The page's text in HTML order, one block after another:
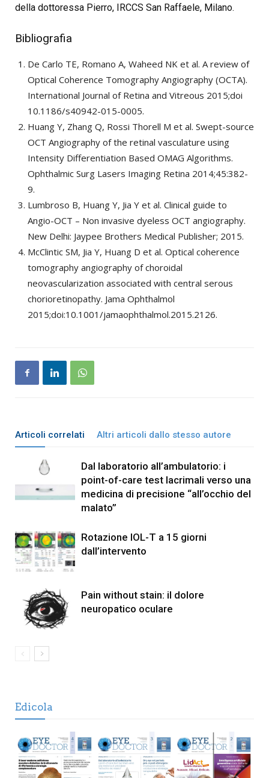
della dottoressa Pierro, IRCCS San Raffaele, Milano.
Bibliografia
De Carlo TE, Romano A, Waheed NK et al. A review of
Optical Coherence Tomography Angiography (OCTA).
International Journal of Retina and Vitreous 2015;doi
10.1186/s40942-015-0005.
Huang Y, Zhang Q, Rossi Thorell M et al. Swept-source
OCT Angiography of the retinal vasculature using
Intensity Differentiation Based OMAG Algorithms.
Ophthalmic Surg Lasers Imaging Retina 2014;45:382-
9.
Lumbroso B, Huang Y, Jia Y et al. Clinical guide to
Angio-OCT – Non invasive dyeless OCT angiography.
New Delhi: Jaypee Brothers Medical Publisher; 2015.
McClintic SM, Jia Y, Huang D et al. Optical coherence
tomography angiography of choroidal
neovascularization associated with central serous
chorioretinopathy. Jama Ophthalmol
2015;doi:10.1001/jamaophthalmol.2015.2126.
Articoli correlati Altri articoli dallo stesso autore
Dal laboratorio all’ambulatorio: i
point-of-care test lacrimali verso una
medicina di precisione “all’occhio del
malato”
Rotazione IOL-T a 15 giorni
dall’intervento
Pain without stain: il dolore
neuropatico oculare
Edicola